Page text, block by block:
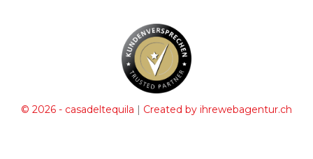
© 2026 - casadeltequila | Created by ihrewebagentur.ch